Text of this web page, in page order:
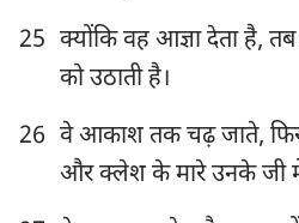
1 2 3 4
25 क्योंकि वह आज्ञा देता है,
को उठाती है।
26 वे आकाश तक चढ़ जाते,
और क्लेश के मारे उनके जी में